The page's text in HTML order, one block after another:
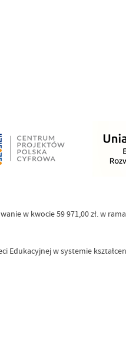
w kwocie 59 971,00 zł. w
Edukacyjnej w systemie